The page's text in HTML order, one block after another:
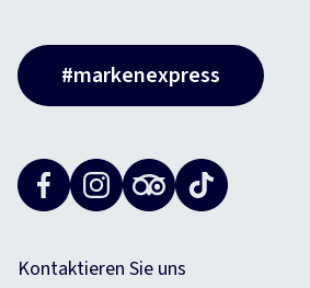
Kontaktieren Sie uns
#markenexpress